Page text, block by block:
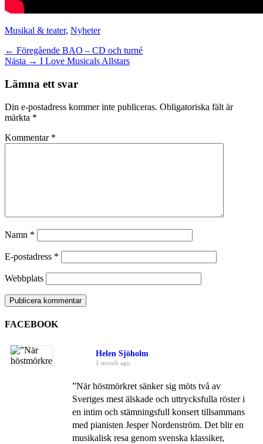
Kategorier
Musikal & teater, Nyheter
Inläggsnavigering
← Föregående Föregående
inlägg:
BAO – CD och turné
Nästa → Nästa
I Love Musicals Allstars
Lämna ett svar
Din e-postadress kommer inte publiceras. Obligatoriska fält är
märkta *
Kommentar *
Namn *
E-postadress *
Webbplats
FACEBOOK
Helen Sjöholm
1 month ago
”När höstmörkret sänker sig möts två av
Sveriges mest älskade och uttrycksfulla röster i
en intim och stämningsfull konsert tillsammans
med pianisten Jesper Nordenström. Det blir en
musikalisk resa genom svenska klassiker,